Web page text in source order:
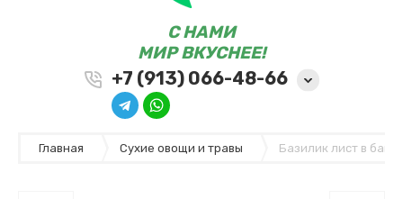
C НАМИ
МИР ВКУСНЕЕ!
+7 (913) 066-48-66
Главная Сухие овощи и травы Базилик лист в